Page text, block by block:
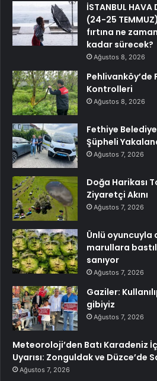
İSTANBUL HAVA
(24-25
fırtına ne
kadar sürecek?
Ağustos 8, 2026
Pehlivanköy’de
Kontrolleri
Ağustos 8, 2026
Fethiye Belediye
Şüpheli
Ağustos 7, 2026
Doğa Harikası
Ziyaretçi Akını
Ağustos 7, 2026
Ünlü oyuncuyla
marullara
sanıyor
Ağustos 7, 2026
Gaziler:
gibiyiz
Ağustos 7, 2026
Meteoroloji’den Batı Karadeniz
Uyarısı: Zonguldak ve Düzce’de
Ağustos 7, 2026